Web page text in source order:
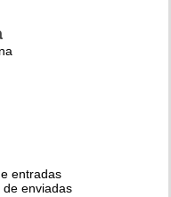
entradas
de enviadas